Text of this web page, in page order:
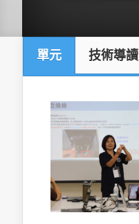
單元 技術導讀